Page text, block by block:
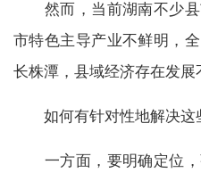
然而，当前湖南不少县
市特色主导产业不鲜明，
长株潭，县域经济存在发展
如何有针对性地解决这
一方面，要明确定位，